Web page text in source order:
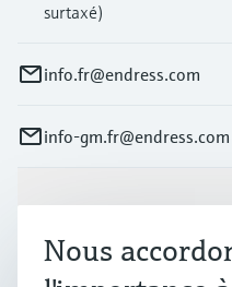
surtaxé)
info.fr@endress.com
info-gm.fr@endress.com
Produits et services
Nous